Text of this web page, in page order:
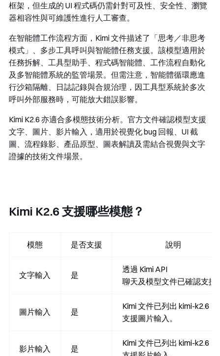
框架，但生成的 UI 程式碼仍需針對可及性、安全性、瀏覽
器相容性與可維護性進行人工審查。
在智能體工作流程方面，Kimi 文件描述了「思考／非思考
模式」、多步工具呼叫與智能體任務支援。該模型適用於
任務拆解、工具型助手、程式碼智能體、工作流程自動化
及多智能體系統的監管場景。但需注意，智能體循環應進
行沙箱隔離、日誌記錄與合規治理，因工具型系統於多次
呼叫外部服務時，可能放大錯誤影響。
Kimi K2.6 亦適合多模態技術分析。官方文件確認模型支援
文字、圖片、影片輸入，適用於視覺化 bug 回報、UI 截
圖、流程錄影、產品原型、圖表解讀及需結合視覺與文字
證據的技術文件場景。
Kimi K2.6 支援哪些模態？
模態 是否支援 說明
文字輸入 是
透過 Kimi API
聊天及模型文件已確認支援
圖片輸入 是
Kimi 文件已列出 kimi-k2.6
支援圖片輸入。
影片輸入 是
Kimi 文件已列出 kimi-k2.6